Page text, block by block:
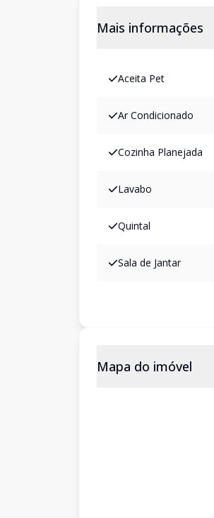
Mais informações
Aceita Pet
Ar Condicionado
Cozinha Planejada
Lavabo
Quintal
Sala de Jantar
Mapa do imóvel